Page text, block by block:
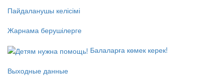
Пайдаланушы келісімі
Жарнама берушілерге
Балаларға көмек керек!
Выходные данные